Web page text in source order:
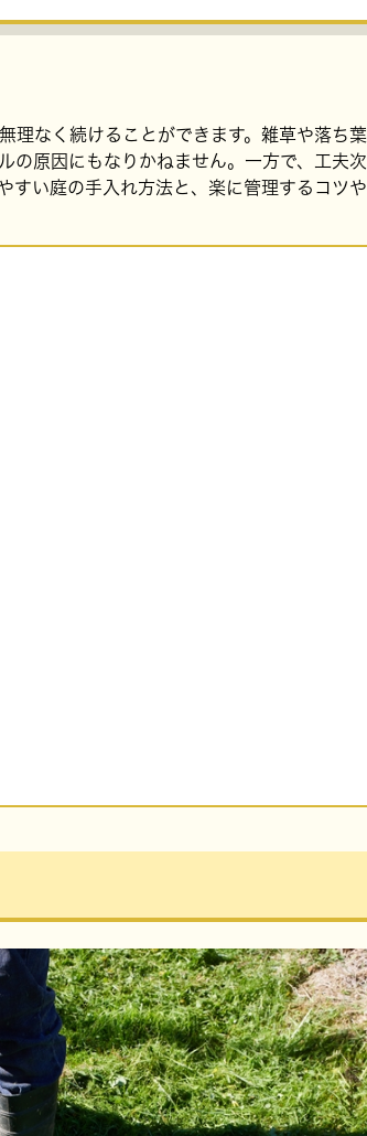
理なく続けることができます。雑草や落ち
の原因にもなりかねません。一方で、工夫
すい庭の手入れ方法と、楽に管理するコツ